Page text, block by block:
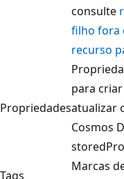
consulte
filho fora
recurso
Propriedades
para
atualizar
Cosmos
Tags
Marcas